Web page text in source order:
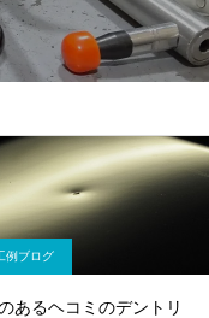
例ブログ
あるヘコミのデントリ